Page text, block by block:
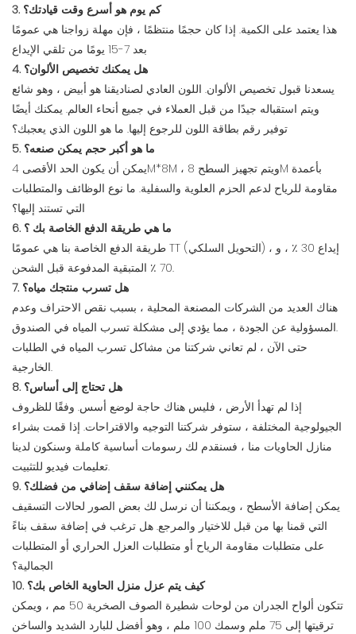
3. كم يوم هو أسرع وقت قيادتك؟
هذا يعتمد على الكمية. إذا كان حجمًا منتظمًا ، فإن مهلة زواجنا هي عمومًا
بعد 7-15 يومًا من تلقي الإيداع
4. هل يمكنك تخصيص الألوان؟
يسعدنا قبول تخصيص الألوان. اللون العادي لصناديقنا هو أبيض ، وهو شائع
ويتم استقباله جيدًا من قبل العملاء في جميع أنحاء العالم. يمكنك أيضًا
توفير رقم بطاقة اللون للرجوع إليها. ما هو اللون الذي يعجبك؟
5. ما هو أكبر حجم يمكن صنعه؟
يمكن أن يكون الحد الأقصى 4M*8M ، ويتم تجهيز السطح 8M بأعمدة
مقاومة للرياح لدعم الحزم العلوية والسفلية. ما نوع الوظائف والمتطلبات
التي تستند إليها؟
6. ما هي طريقة الدفع الخاصة بك ؟
طريقة الدفع الخاصة بنا هي عمومًا TT (التحويل السلكي) ، إيداع 30 ٪ ، و
70 ٪ المتبقية المدفوعة قبل الشحن.
7. هل تسرب منتجك مياه؟
هناك العديد من الشركات المصنعة المحلية ، بسبب نقص الاحتراف وعدم
المسؤولية عن الجودة ، مما يؤدي إلى مشكلة تسرب المياه في الصندوق.
حتى الآن ، لم تعاني شركتنا من مشاكل تسرب المياه في الطلبات
الخارجية.
8. هل تحتاج إلى أساس؟
إذا لم تهدأ الأرض ، فليس هناك حاجة لوضع أسس. وفقًا للظروف
الجيولوجية المختلفة ، ستوفر شركتنا التوجيه والاقتراحات. إذا قمت بشراء
منازل الحاويات منا ، فسنقدم لك رسومات أساسية كاملة وسنكون لدينا
تعليمات فيديو للتثبيت.
9. هل يمكنني إضافة سقف إضافي من فضلك؟
يمكن إضافة الأسطح ، ويمكننا أن نرسل لك بعض الصور لحالات التسقيف
التي قمنا بها من قبل للاختيار والمرجع. هل ترغب في إضافة سقف بناءً
على متطلبات مقاومة الرياح أو متطلبات العزل الحراري أو المتطلبات
الجمالية؟
10. كيف يتم عزل منزل الحاوية الخاص بك؟
تتكون ألواح الجدران من لوحات شطيرة الصوف الصخرية 50 مم ، ويمكن
ترقيتها إلى 75 ملم وسمك 100 ملم ، وهو أفضل للبارد الشديد والساخن